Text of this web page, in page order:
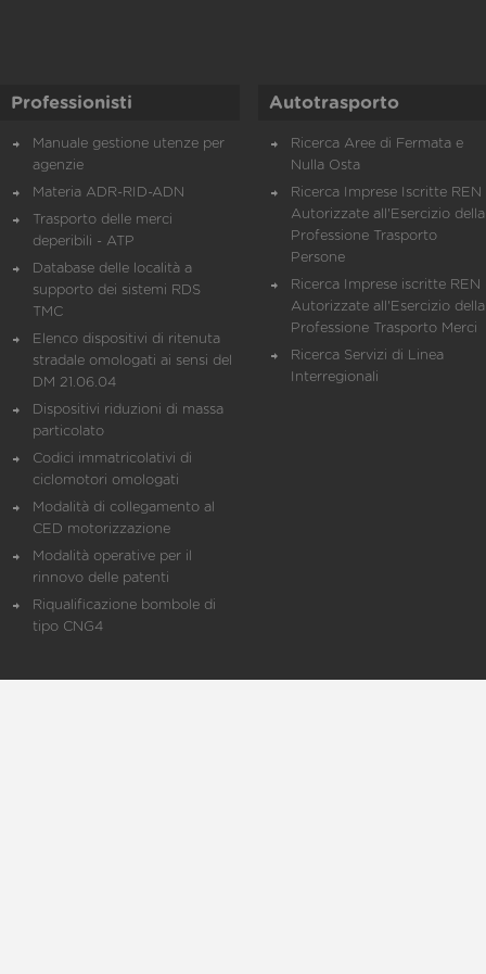
Professionisti
Manuale gestione utenze per
agenzie
Materia ADR-RID-ADN
Trasporto delle merci
deperibili - ATP
Database delle località a
supporto dei sistemi RDS
TMC
Elenco dispositivi di ritenuta
stradale omologati ai sensi del
DM 21.06.04
Dispositivi riduzioni di massa
particolato
Codici immatricolativi di
ciclomotori omologati
Modalità di collegamento al
CED motorizzazione
Modalità operative per il
rinnovo delle patenti
Riqualificazione bombole di
tipo CNG4
Autotrasporto
Ricerca Aree di Fermata e
Nulla Osta
Ricerca Imprese Iscritte REN
Autorizzate all'Esercizio della
Professione Trasporto
Persone
Ricerca Imprese iscritte REN
Autorizzate all'Esercizio della
Professione Trasporto Merci
Ricerca Servizi di Linea
Interregionali